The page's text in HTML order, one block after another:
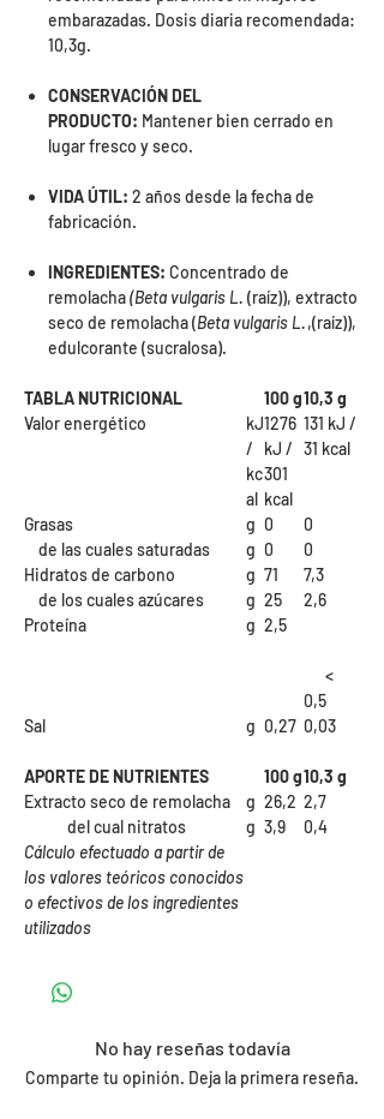
embarazadas. Dosis diaria recomendada:
10,3g.
CONSERVACIÓN DEL
PRODUCTO: Mantener bien cerrado en
lugar fresco y seco.
VIDA ÚTIL: 2 años desde la fecha de
fabricación.
INGREDIENTES: Concentrado de
remolacha(Beta vulgaris L. (raíz)), extracto
seco de remolacha (Beta vulgaris L.,(raíz)),
edulcorante (sucralosa).
TABLA NUTRICIONAL 100 g10,3 g
Valor energético
kJ
/
kc
al
1276
kJ /
301
kcal
131 kJ /
31 kcal
Grasas g 0
0
de las cuales saturadas
g 0
0
Hidratos de carbono
g 71
7,3
de los cuales azúcares
g 25
2,6
Proteína
g 2,5
<
0,5
Sal
g 0,27 0,03
APORTE DE NUTRIENTES 100 g10,3 g
Extracto seco de remolacha
g 26,2 2,7
del cual nitratos
g 3,9
0,4
Cálculo efectuado a partir de
los valores teóricos conocidos
o efectivos de los ingredientes
utilizados
No hay reseñas todavía
Comparte tu opinión. Deja la primera reseña.